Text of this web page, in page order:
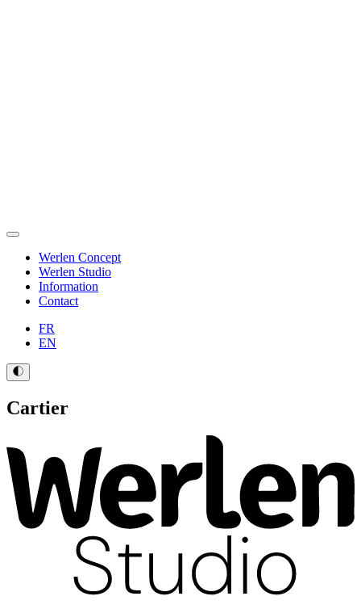
Werlen Concept
Werlen Studio
Information
Contact
FR
EN
Cartier